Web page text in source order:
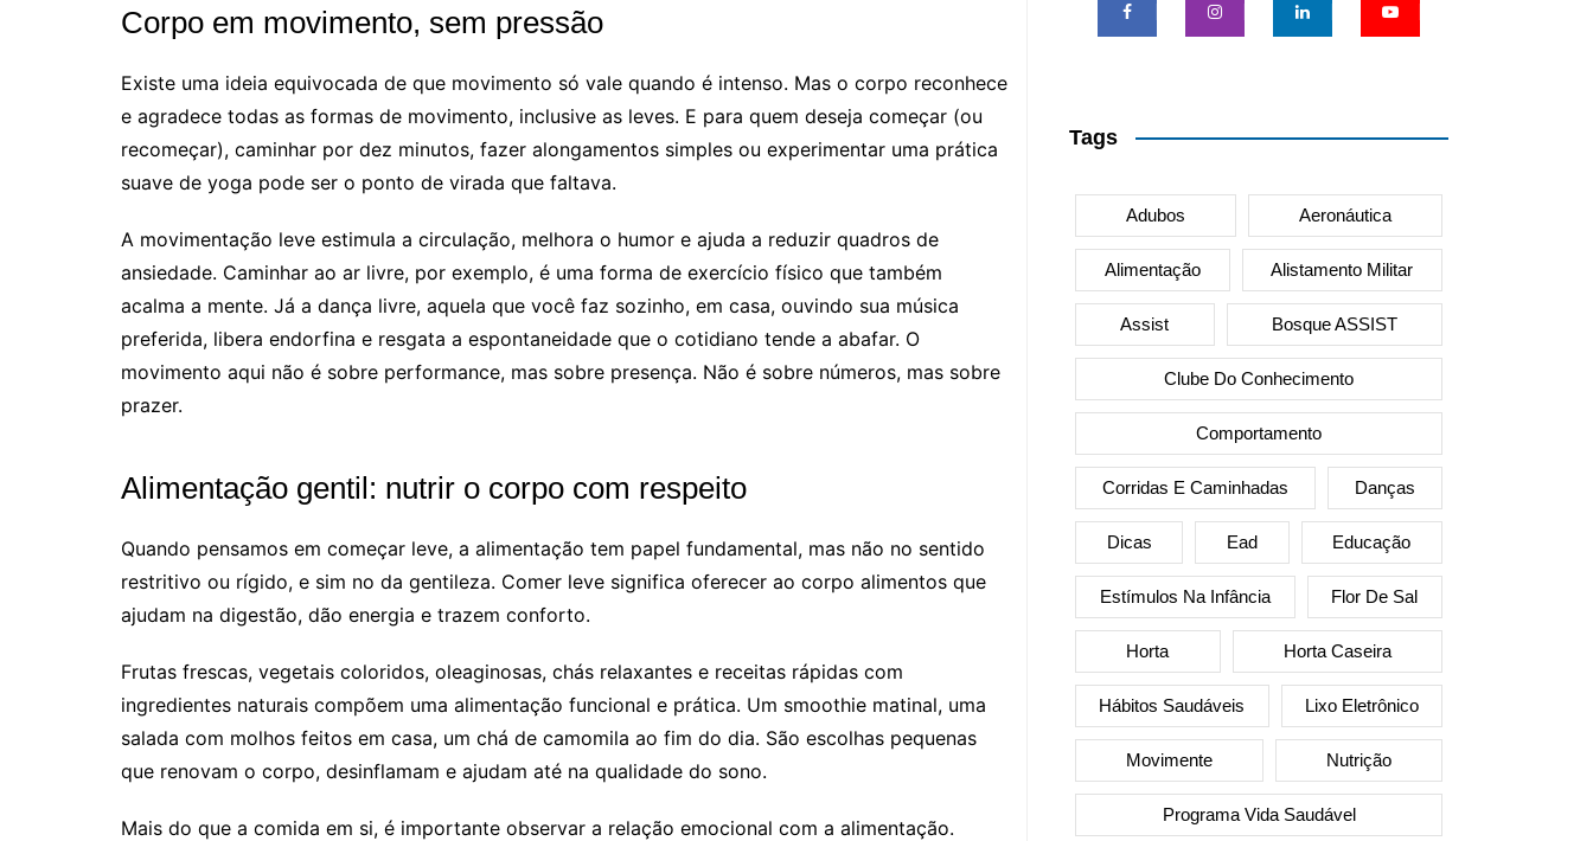
Corpo em movimento, sem pressão
Existe uma ideia equivocada de que movimento só vale quando é intenso. Mas o corpo reconhece
e agradece todas as formas de movimento, inclusive as leves. E para quem deseja começar (ou
recomeçar), caminhar por dez minutos, fazer alongamentos simples ou experimentar uma prática
suave de yoga pode ser o ponto de virada que faltava.
A movimentação leve estimula a circulação, melhora o humor e ajuda a reduzir quadros de
ansiedade. Caminhar ao ar livre, por exemplo, é uma forma de exercício físico que também
acalma a mente. Já a dança livre, aquela que você faz sozinho, em casa, ouvindo sua música
preferida, libera endorfina e resgata a espontaneidade que o cotidiano tende a abafar. O
movimento aqui não é sobre performance, mas sobre presença. Não é sobre números, mas sobre
prazer.
Alimentação gentil: nutrir o corpo com respeito
Quando pensamos em começar leve, a alimentação tem papel fundamental, mas não no sentido
restritivo ou rígido, e sim no da gentileza. Comer leve significa oferecer ao corpo alimentos que
ajudam na digestão, dão energia e trazem conforto.
Frutas frescas, vegetais coloridos, oleaginosas, chás relaxantes e receitas rápidas com
ingredientes naturais compõem uma alimentação funcional e prática. Um smoothie matinal, uma
salada com molhos feitos em casa, um chá de camomila ao fim do dia. São escolhas pequenas
que renovam o corpo, desinflamam e ajudam até na qualidade do sono.
Mais do que a comida em si, é importante observar a relação emocional com a alimentação.
Tags
Adubos Aeronáutica
Alimentação Alistamento Militar
Assist Bosque ASSIST
Clube Do Conhecimento
Comportamento
Corridas E Caminhadas Danças
Dicas Ead Educação
Estímulos Na Infância Flor De Sal
Horta Horta Caseira
Hábitos Saudáveis Lixo Eletrônico
Movimente Nutrição
Programa Vida Saudável